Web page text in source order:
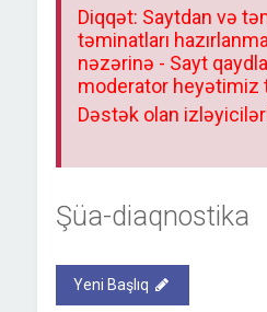
Diqqət: Saytdan və
təminatları
nəzərinə - Sayt
moderator heyətimiz
Dəstək olan
Şüa-diaqnostika
Yeni Başlıq